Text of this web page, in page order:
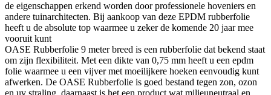
de eigenschappen erkend worden door professionele hoveniers en
andere tuinarchitecten. Bij aankoop van deze EPDM rubberfolie
heeft u de absolute top waarmee u zeker de komende 20 jaar mee
vooruit kunt
OASE Rubberfolie 9 meter breed is een rubberfolie dat bekend staat
om zijn flexibiliteit. Met een dikte van 0,75 mm heeft u een epdm
folie waarmee u een vijver met moeilijkere hoeken eenvoudig kunt
afwerken. De OASE Rubberfolie is goed bestand tegen zon, ozon
en uv straling, daarnaast is het een product wat milieuneutraal en